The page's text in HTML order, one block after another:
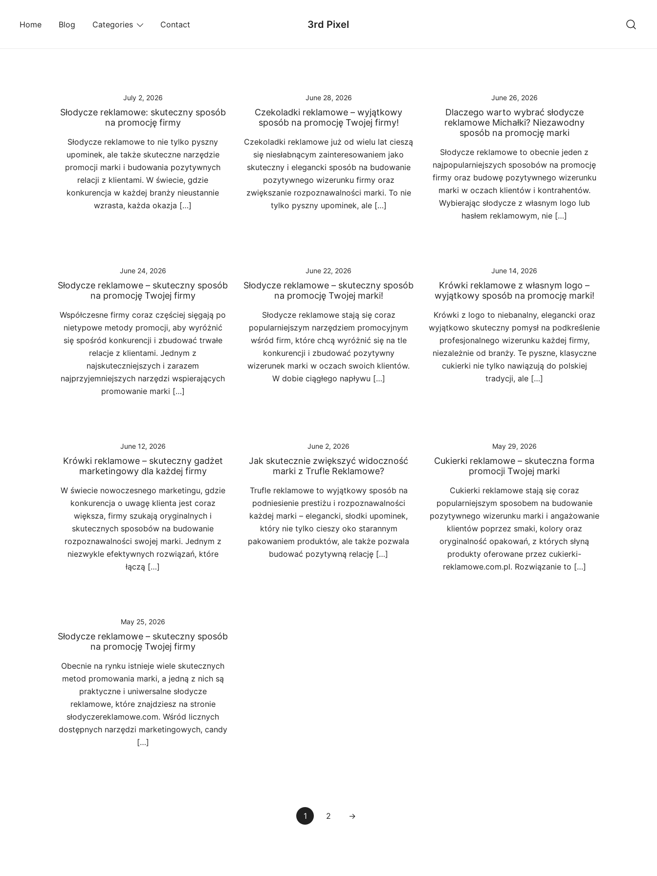
Home Blog Categories Contact 3rd Pixel
July 2, 2026
Słodycze reklamowe: skuteczny sposób
na promocję firmy
Słodycze reklamowe to nie tylko pyszny
upominek, ale także skuteczne narzędzie
promocji marki i budowania pozytywnych
relacji z klientami. W świecie, gdzie
konkurencja w każdej branży nieustannie
wzrasta, każda okazja […]
June 28, 2026
Czekoladki reklamowe – wyjątkowy
sposób na promocję Twojej firmy!
Czekoladki reklamowe już od wielu lat cieszą
się niesłabnącym zainteresowaniem jako
skuteczny i elegancki sposób na budowanie
pozytywnego wizerunku firmy oraz
zwiększanie rozpoznawalności marki. To nie
tylko pyszny upominek, ale […]
June 26, 2026
Dlaczego warto wybrać słodycze
reklamowe Michałki? Niezawodny
sposób na promocję marki
Słodycze reklamowe to obecnie jeden z
najpopularniejszych sposobów na promocję
firmy oraz budowę pozytywnego wizerunku
marki w oczach klientów i kontrahentów.
Wybierając słodycze z własnym logo lub
hasłem reklamowym, nie […]
June 24, 2026
Słodycze reklamowe – skuteczny sposób
na promocję Twojej firmy
Współczesne firmy coraz częściej sięgają po
nietypowe metody promocji, aby wyróżnić
się spośród konkurencji i zbudować trwałe
relacje z klientami. Jednym z
najskuteczniejszych i zarazem
najprzyjemniejszych narzędzi wspierających
promowanie marki […]
June 22, 2026
Słodycze reklamowe – skuteczny sposób
na promocję Twojej marki!
Słodycze reklamowe stają się coraz
popularniejszym narzędziem promocyjnym
wśród firm, które chcą wyróżnić się na tle
konkurencji i zbudować pozytywny
wizerunek marki w oczach swoich klientów.
W dobie ciągłego napływu […]
June 14, 2026
Krówki reklamowe z własnym logo –
wyjątkowy sposób na promocję marki!
Krówki z logo to niebanalny, elegancki oraz
wyjątkowo skuteczny pomysł na podkreślenie
profesjonalnego wizerunku każdej firmy,
niezależnie od branży. Te pyszne, klasyczne
cukierki nie tylko nawiązują do polskiej
tradycji, ale […]
June 12, 2026
Krówki reklamowe – skuteczny gadżet
marketingowy dla każdej firmy
W świecie nowoczesnego marketingu, gdzie
konkurencja o uwagę klienta jest coraz
większa, firmy szukają oryginalnych i
skutecznych sposobów na budowanie
rozpoznawalności swojej marki. Jednym z
niezwykle efektywnych rozwiązań, które
łączą […]
June 2, 2026
Jak skutecznie zwiększyć widoczność
marki z Trufle Reklamowe?
Trufle reklamowe to wyjątkowy sposób na
podniesienie prestiżu i rozpoznawalności
każdej marki – elegancki, słodki upominek,
który nie tylko cieszy oko starannym
pakowaniem produktów, ale także pozwala
budować pozytywną relację […]
May 29, 2026
Cukierki reklamowe – skuteczna forma
promocji Twojej marki
Cukierki reklamowe stają się coraz
popularniejszym sposobem na budowanie
pozytywnego wizerunku marki i angażowanie
klientów poprzez smaki, kolory oraz
oryginalność opakowań, z których słyną
produkty oferowane przez cukierki-
reklamowe.com.pl. Rozwiązanie to […]
May 25, 2026
Słodycze reklamowe – skuteczny sposób
na promocję Twojej firmy
Obecnie na rynku istnieje wiele skutecznych
metod promowania marki, a jedną z nich są
praktyczne i uniwersalne słodycze
reklamowe, które znajdziesz na stronie
słodyczereklamowe.com. Wśród licznych
dostępnych narzędzi marketingowych, candy
[…]
1 2 →